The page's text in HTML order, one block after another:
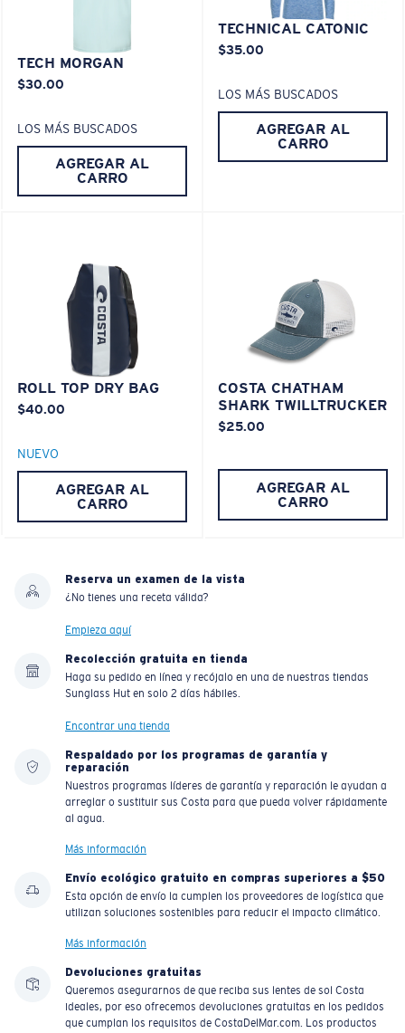
medianao
¿Se ajusta en las dos últimas posiciones?
Es posible que necesite una montura XL.
580® lightwave Policarbonato
ENLACE MOLECULAR C-WALL
ESPEJO (OPCIONAL)
LENTE DE POLICARBONATO
POLARIZED FILM
LENTE DE POLICARBONATO
ENLACE MOLECULAR C-WALL
Liviano y Resistente a los impactos
El policarbonato son las opciones de material para
lentes más livianas y duraderas
C-WALL ®
rayones
PATENTE DE EE. UU. N.º 7.506.977
TECH MORGAN
$30.00
LOS MÁS BUSCADOS
AGREGAR AL
CARRO
TECHNICAL CATONIC
$35.00
LOS MÁS BUSCADOS
AGREGAR AL
CARRO
ROLL TOP DRY BAG
$40.00
NUEVO
AGREGAR AL
CARRO
COSTA CHATHAM
SHARK TWILLTRUCKER
$25.00
AGREGAR AL
CARRO
Reserva un examen de la vista
¿No tienes una receta válida?
Empieza aquí
Recolección gratuita en tienda
Haga su pedido en línea y recójalo en una de nuestras tiendas
Sunglass Hut en solo 2 días hábiles.
Encontrar una tienda
Respaldado por los programas de garantía y
reparación
Nuestros programas líderes de garantía y reparación le ayudan a
arreglar o sustituir sus Costa para que pueda volver rápidamente
al agua.
Más información
Envío ecológico gratuito en compras superiores a $50
Esta opción de envío la cumplen los proveedores de logística que
utilizan soluciones sostenibles para reducir el impacto climático.
Más información
Devoluciones gratuitas
Queremos asegurarnos de que reciba sus lentes de sol Costa
ideales, por eso ofrecemos devoluciones gratuitas en los pedidos
que cumplan los requisitos de CostaDelMar.com. Los productos